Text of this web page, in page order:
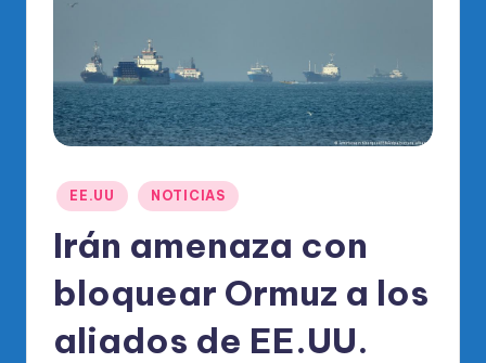
O
al
Publicado
en
EE.UU NOTICIAS
Irán amenaza con
bloquear Ormuz a los
aliados de EE.UU.